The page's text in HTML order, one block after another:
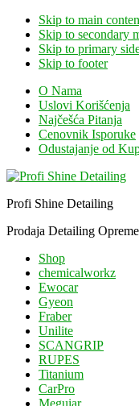
Skip to main
Skip to secondary
Skip to primary
Skip to footer
O Nama
Uslovi Korišćenja
Najčešća Pitanja
Cenovnik Isporuke
Odustajanje od
Profi Shine Detailing
Prodaja Detailing Opreme
Shop
chemicalworkz
Ewocar
Gyeon
Fraber
Unilite
SCANGRIP
RUPES
Titanium
CarPro
Meguiar